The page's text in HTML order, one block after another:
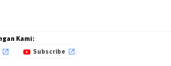
Kami:
Subscribe